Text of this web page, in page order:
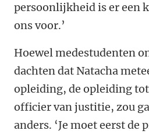
persoonlijkheid is er een
ons voor.’
Hoewel medestudenten
dachten dat Natacha
opleiding, de opleiding
officier van justitie, zou
anders. ‘Je moet eerst de